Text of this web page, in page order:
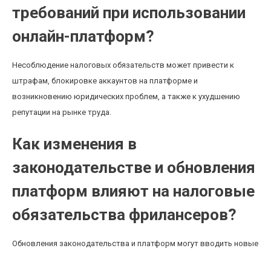
требований при использовании
онлайн-платформ?
Несоблюдение налоговых обязательств может привести к
штрафам, блокировке аккаунтов на платформе и
возникновению юридических проблем, а также к ухудшению
репутации на рынке труда.
Как изменения в
законодательстве и обновления
платформ влияют на налоговые
обязательства фрилансеров?
Обновления законодательства и платформ могут вводить новые